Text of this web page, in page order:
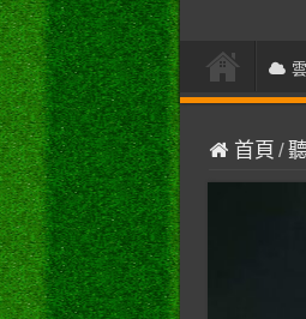
首頁 /